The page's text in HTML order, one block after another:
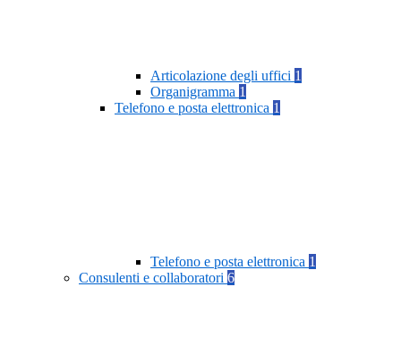
Articolazione degli uffici 1
Organigramma 1
Telefono e posta elettronica 1
Telefono e posta elettronica 1
Consulenti e collaboratori 6